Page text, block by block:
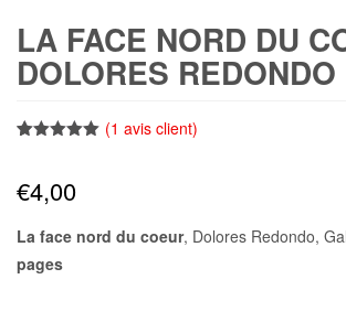
LA FACE NORD DU
DOLORES REDONDO
basé sur
notation
(1 avis client)
€4,00
La face nord du coeur, Dolores Redondo,
pages